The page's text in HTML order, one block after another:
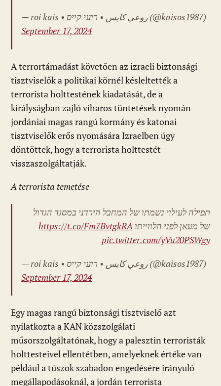
— roi kais • روعي كايس • רועי קייס (@kaisos1987)
September 17, 2024
A terrortámadást követően az izraeli biztonsági
tisztviselők a politikai körnél késleltették a
terrorista holttestének kiadatását, de a
királyságban zajló viharos tüntetések nyomán
jordániai magas rangú kormány és katonai
tisztviselők erős nyomására Izraelben úgy
döntöttek, hogy a terrorista holttestét
visszaszolgáltatják.
A terrorista temetése
תפילה לעילוי נשמתו של המחבל הירדני במסגד הגדול
של מעאן לפני הלווייתו https://t.co/Fm7BvtgkRA
pic.twitter.com/yVu20PSWgy
— roi kais • روعي كايس • רועי קייס (@kaisos1987)
September 17, 2024
Egy magas rangú biztonsági tisztviselő azt
nyilatkozta a KAN közszolgálati
műsorszolgáltatónak, hogy a palesztin terroristák
holttesteivel ellentétben, amelyeknek értéke van
például a túszok szabadon engedésére irányuló
megállapodásoknál, a jordán terrorista